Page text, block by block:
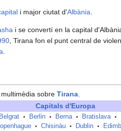
i major ciutat d'Albània
i se convertí en la capital
, Tirana fon el punt central de
sobreTirana
Capitals d'Europa
Belgrat • Berlin • Berna • Bratislava •
• Chisinàu • Dublin •